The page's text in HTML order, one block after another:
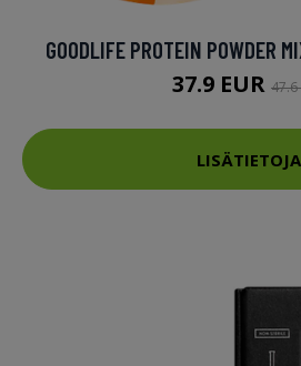
GOODLIFE PROTEIN POWDER
37.9 EUR 47.6
LISÄTIETOJA